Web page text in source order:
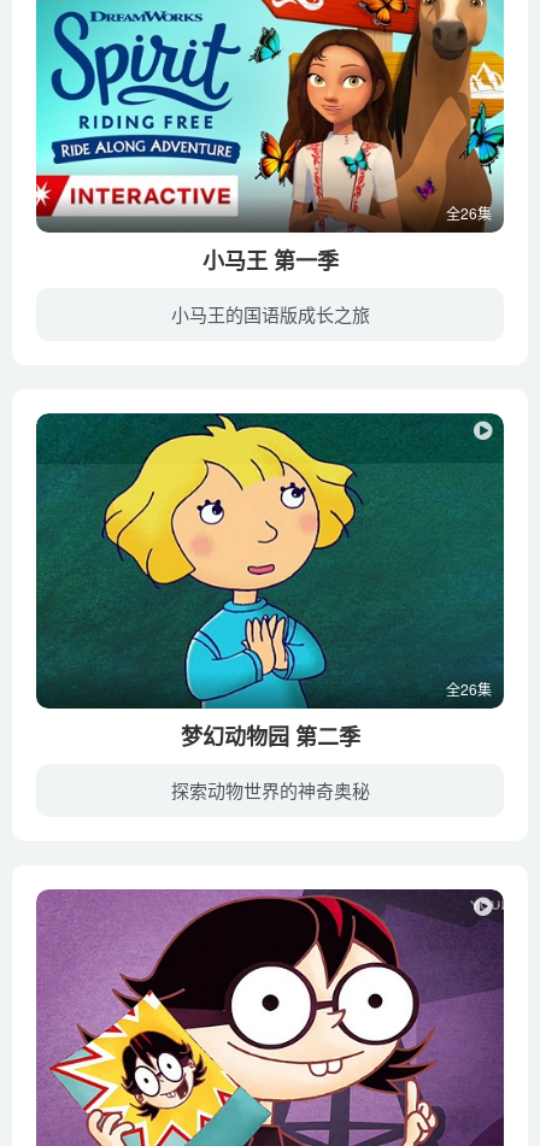
全26集
小马王 第一季
小马王的国语版成长之旅
全26集
梦幻动物园 第二季
探索动物世界的神奇奥秘